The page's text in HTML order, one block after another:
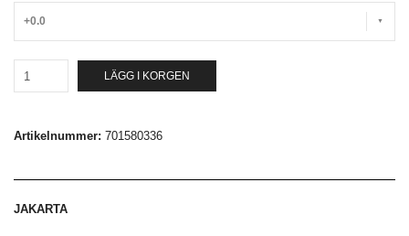
+0.0
LÄGG I KORGEN
Artikelnummer: 701580336
JAKARTA